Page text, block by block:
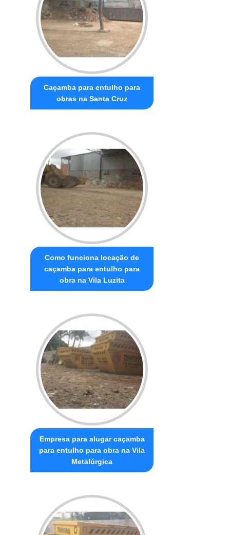
Caçamba para entulho para
obras na Santa Cruz
Como funciona locação de
caçamba para entulho para
obra na Vila Luzita
Empresa para alugar caçamba
para entulho para obra na Vila
Metalúrgica